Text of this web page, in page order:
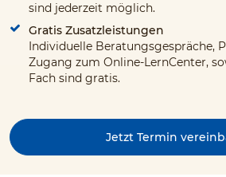
sind jederzeit möglich.
Gratis Zusatzleistungen
Individuelle Beratungsgespräche,
Zugang zum Online-LernCenter,
Fach sind gratis.
Jetzt Termin